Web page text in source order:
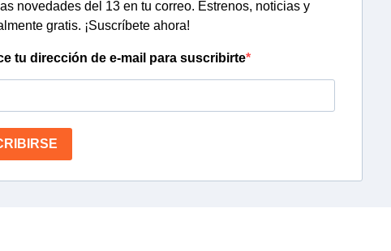
novedades del 13 en tu correo. Estrenos, noticias y
gratis. ¡Suscríbete ahora!
tu dirección de e-mail para suscribirte